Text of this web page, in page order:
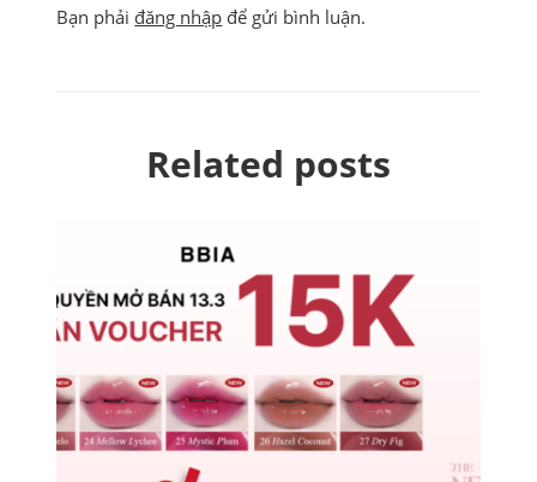
Bạn phải đăng nhập để gửi bình luận.
Related posts